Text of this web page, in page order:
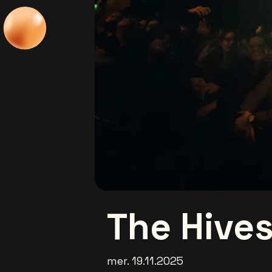
The
mer. 19.11.2025